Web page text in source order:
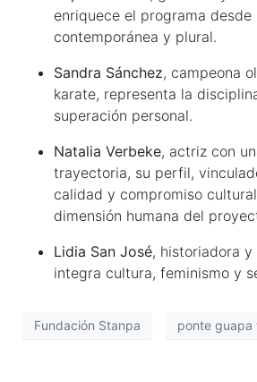
enriquece el programa
contemporánea y plural.
Sandra Sánchez, campeona
karate, representa la
superación personal.
Natalia Verbeke, actriz con
trayectoria, su perfil,
calidad y compromiso
dimensión humana del
Lidia San José, historiadora
integra cultura, feminismo y
Fundación Stanpa ponte guapa